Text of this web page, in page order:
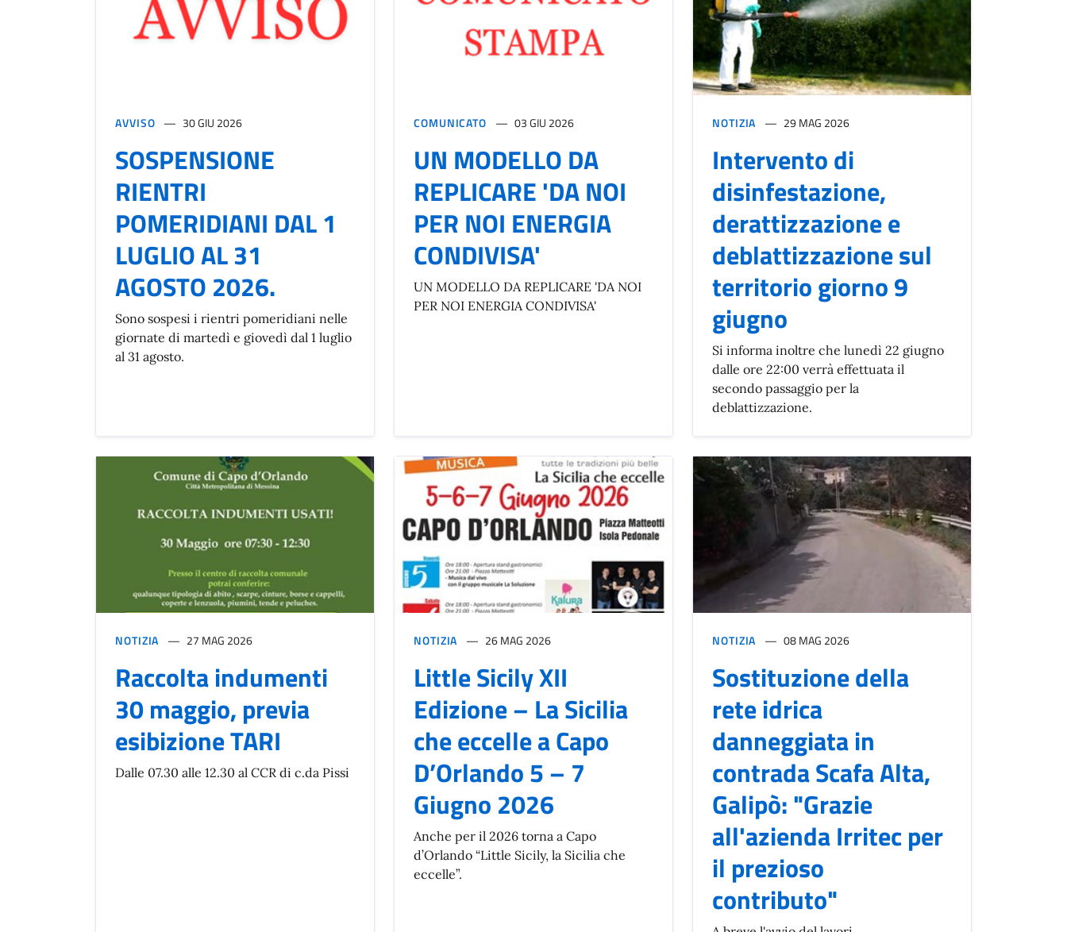
AVVISO 30 GIU 2026
SOSPENSIONE
RIENTRI
POMERIDIANI DAL 1
LUGLIO AL 31
AGOSTO 2026.
Sono sospesi i rientri pomeridiani nelle
giornate di martedì e giovedì dal 1 luglio
al 31 agosto.
COMUNICATO 03 GIU 2026
UN MODELLO DA
REPLICARE 'DA NOI
PER NOI ENERGIA
CONDIVISA'
UN MODELLO DA REPLICARE 'DA NOI
PER NOI ENERGIA CONDIVISA'
NOTIZIA 29 MAG 2026
Intervento di
disinfestazione,
derattizzazione e
deblattizzazione sul
territorio giorno 9
giugno
Si informa inoltre che lunedì 22 giugno
dalle ore 22:00 verrà effettuata il
secondo passaggio per la
deblattizzazione.
NOTIZIA 27 MAG 2026
Raccolta indumenti
30 maggio, previa
esibizione TARI
Dalle 07.30 alle 12.30 al CCR di c.da Pissi
NOTIZIA 26 MAG 2026
Little Sicily XII
Edizione – La Sicilia
che eccelle a Capo
D’Orlando 5 – 7
Giugno 2026
Anche per il 2026 torna a Capo
d’Orlando “Little Sicily, la Sicilia che
eccelle”.
NOTIZIA 08 MAG 2026
Sostituzione della
rete idrica
danneggiata in
contrada Scafa Alta,
Galipò: "Grazie
all'azienda Irritec per
il prezioso
contributo"